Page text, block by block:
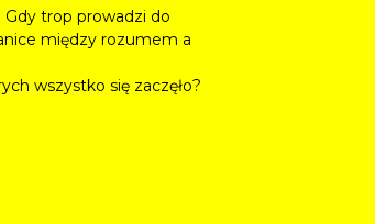
trop prowadzi do
między rozumem a
wszystko się zaczęło?